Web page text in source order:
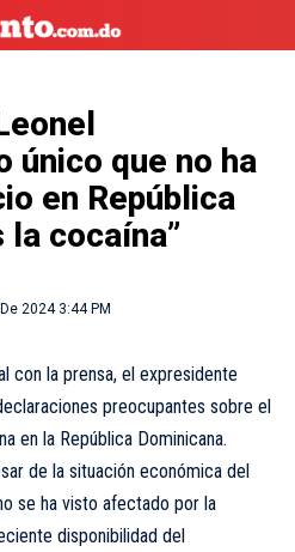
único que no ha
en República
la cocaína”
2024 3:44 PM
con la prensa, el expresidente
preocupantes sobre el
en la República Dominicana.
de la situación económica del
se ha visto afectado por la
disponibilidad del